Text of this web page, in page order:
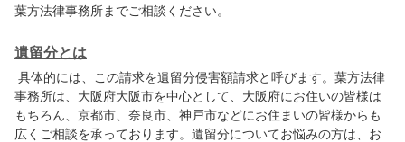
葉方法律事務所までご相談ください。
遺留分とは
具体的には、この請求を遺留分侵害額請求と呼びます。葉方法律
事務所は、大阪府大阪市を中心として、大阪府にお住いの皆様は
もちろん、京都市、奈良市、神戸市などにお住まいの皆様からも
広くご相談を承っております。遺留分についてお悩みの方は、お